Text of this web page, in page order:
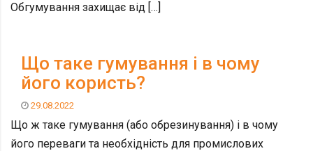
Обгумування захищає від […]
Що таке гумування і в чому
його користь?
29.08.2022
Що ж таке гумування (або обрезинування) і в чому
його переваги та необхідність для промислових